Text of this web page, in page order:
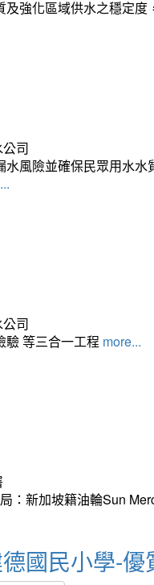
及強化區域供水之穩定
司
風險並確保民眾用水
司
驗 等三合一工程 more...
：新加坡籍油輪Sun
國民小學-優